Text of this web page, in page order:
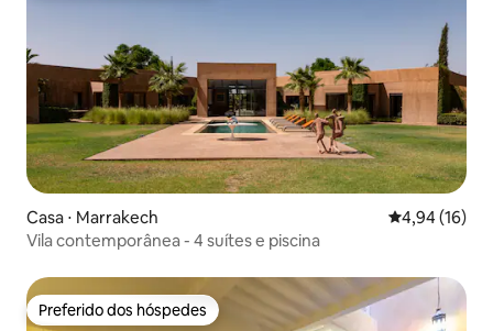
Casa ⋅ Marrakech 4,94 de uma
4,94 (16)
Vila contemporânea - 4 suítes e piscina
Preferido dos hóspedes
Preferido dos hóspedes